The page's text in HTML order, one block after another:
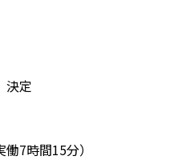
決定
7時間15分）